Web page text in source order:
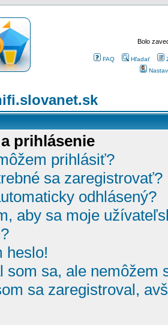
Bolo
FAQ Hľadať
prihlásenie
prihlásiť?
sa zaregistrovať?
odhlásený?
aby sa moje
heslo!
som sa, ale nemôžem
sa zaregistroval,